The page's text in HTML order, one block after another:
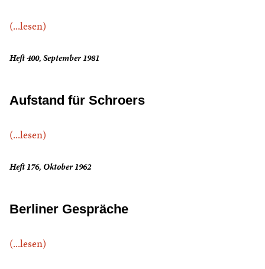
(...lesen)
Heft 400, September 1981
Aufstand für Schroers
(...lesen)
Heft 176, Oktober 1962
Berliner Gespräche
(...lesen)